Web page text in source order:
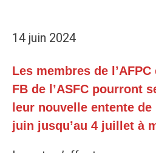
14 juin 2024
Les membres de
FB de l’ASFC pourront
leur nouvelle entente
juin jusqu’au 4 juillet à